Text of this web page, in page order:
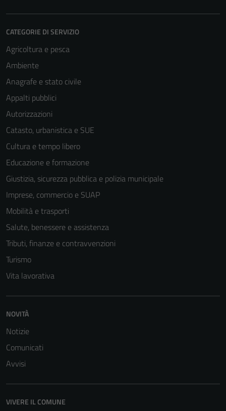
CATEGORIE DI SERVIZIO
Agricoltura e pesca
Ambiente
Anagrafe e stato civile
Appalti pubblici
Autorizzazioni
Catasto, urbanistica e SUE
Cultura e tempo libero
Educazione e formazione
Giustizia, sicurezza pubblica e polizia municipale
Imprese, commercio e SUAP
Mobilità e trasporti
Salute, benessere e assistenza
Tributi, finanze e contravvenzioni
Turismo
Vita lavorativa
NOVITÀ
Notizie
Comunicati
Avvisi
VIVERE IL COMUNE